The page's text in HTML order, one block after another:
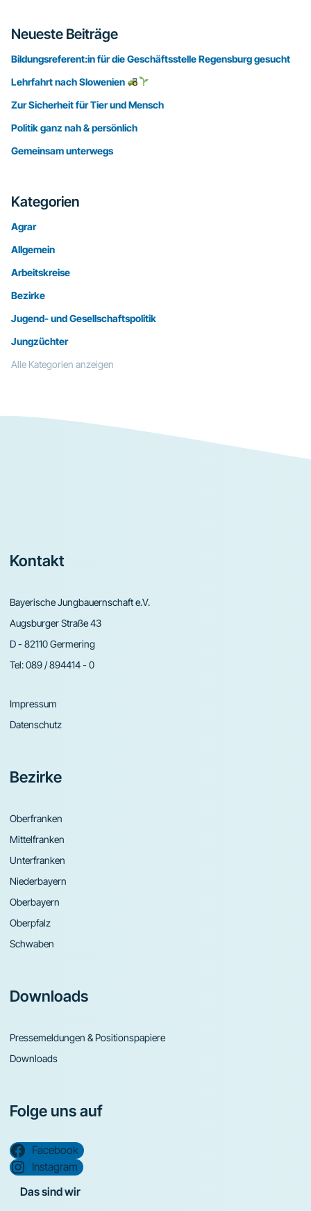
Seitenspalte
Neueste Beiträge
Bildungsreferent:in für die Geschäftsstelle Regensburg gesucht
Lehrfahrt nach Slowenien
Zur Sicherheit für Tier und Mensch
Politik ganz nah & persönlich
Gemeinsam unterwegs
Kategorien
Agrar
Allgemein
Arbeitskreise
Bezirke
Jugend- und Gesellschaftspolitik
Jungzüchter
Alle Kategorien anzeigen
Footer
Kontakt
Bayerische Jungbauernschaft e.V.
Augsburger Straße 43
D - 82110 Germering
Tel:089 / 894414 - 0
Impressum
Datenschutz
Bezirke
Oberfranken
Mittelfranken
Unterfranken
Niederbayern
Oberbayern
Oberpfalz
Schwaben
Downloads
Pressemeldungen & Positionspapiere
Downloads
Folge uns auf
Facebook
Instagram
Das sind wir